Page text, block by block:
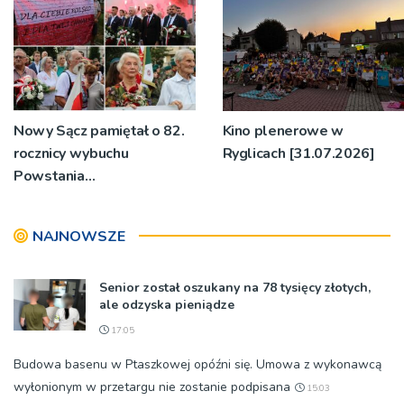
Nowy Sącz pamiętał o 82.
rocznicy wybuchu
Powstania
Kino plenerowe w
Ryglicach [31.07.2026]
NAJNOWSZE
Senior został oszukany na 78 tysięcy złotych,
ale odzyska pieniądze
17:05
Budowa basenu w Ptaszkowej opóźni się. Umowa z wykonawcą
wyłonionym w przetargu nie zostanie podpisana
15:03